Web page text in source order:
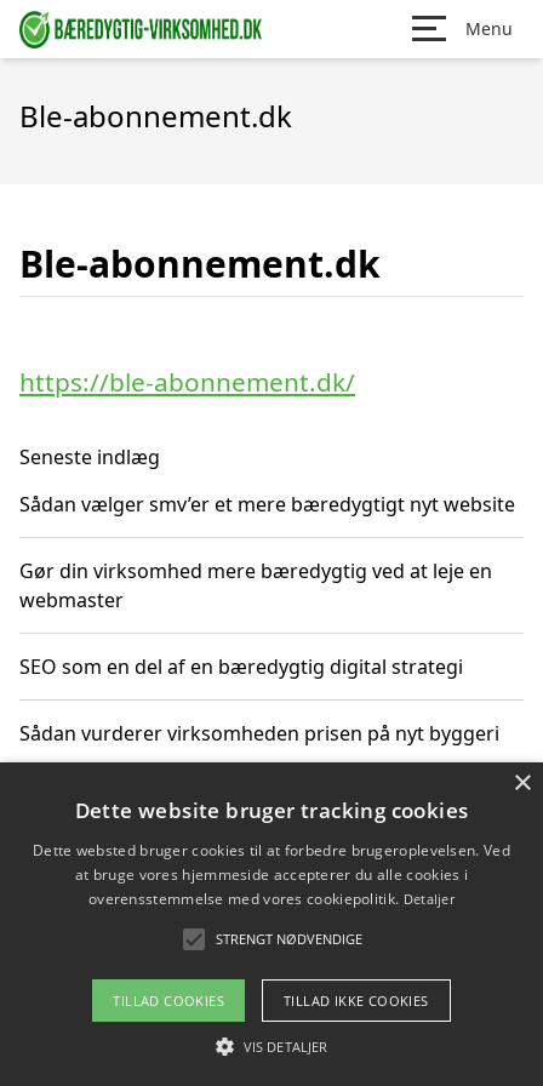
Menu
Ble-abonnement.dk
Ble-abonnement.dk
https://ble-abonnement.dk/
Seneste indlæg
Sådan vælger smv’er et mere bæredygtigt nyt website
Gør din virksomhed mere bæredygtig ved at leje en
webmaster
SEO som en del af en bæredygtig digital strategi
Sådan vurderer virksomheden prisen på nyt byggeri
Sådan får du hjælp til en hjemmeside uden binding
Copyright 2026 - Pilanto Aps
Om / kontakt
Blog Betingelser
×
Dette website bruger tracking cookies
Dette websted bruger cookies til at forbedre brugeroplevelsen. Ved
at bruge vores hjemmeside accepterer du alle cookies i
overensstemmelse med vores cookiepolitik. Detaljer
STRENGT NØDVENDIGE
TILLAD COOKIES TILLAD IKKE COOKIES
VIS DETALJER